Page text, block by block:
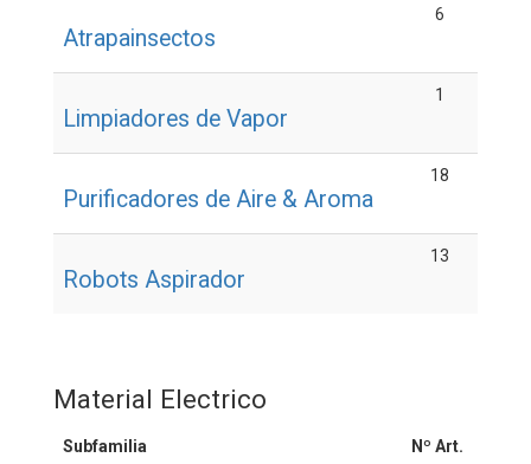
Atrapainsectos
6
Limpiadores de Vapor
1
Purificadores de Aire & Aroma
18
Robots Aspirador
13
Material Electrico
Subfamilia Nº Art.